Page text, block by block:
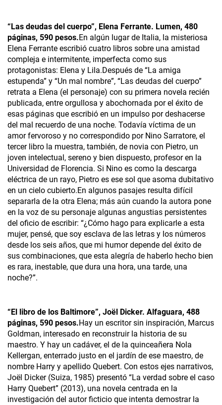
“Las deudas del cuerpo”, Elena Ferrante. Lumen, 480
páginas, 590 pesos.En algún lugar de Italia, la misteriosa
Elena Ferrante escribió cuatro libros sobre una amistad
compleja e intermitente, imperfecta como sus
protagonistas: Elena y Lila.Después de “La amiga
estupenda” y “Un mal nombre”, “Las deudas del cuerpo”
retrata a Elena (el personaje) con su primera novela recién
publicada, entre orgullosa y abochornada por el éxito de
esas páginas que escribió en un impulso por deshacerse
del mal recuerdo de una noche. Todavía víctima de un
amor fervoroso y no correspondido por Nino Sarratore, el
tercer libro la muestra, también, de novia con Pietro, un
joven intelectual, sereno y bien dispuesto, profesor en la
Universidad de Florencia. Si Nino es como la descarga
eléctrica de un rayo, Pietro es ese sol que asoma dubitativo
en un cielo cubierto.En algunos pasajes resulta difícil
separarla de la otra Elena; más aún cuando la autora pone
en la voz de su personaje algunas angustias persistentes
del oficio de escribir: “¿Cómo hago para explicarle a esta
mujer, pensé, que soy esclava de las letras y los números
desde los seis años, que mi humor depende del éxito de
sus combinaciones, que esta alegría de haberlo hecho bien
es rara, inestable, que dura una hora, una tarde, una
noche?”.
“El libro de los Baltimore”, Joël Dicker­. Alfaguara, 488
páginas, 590 pesos.Hay un escritor sin inspiración, Marcus
Goldman, interesado en reconstruir la historia de su
maestro. Y hay un cadáver, el de la quinceañera Nola
Kellergan, enterrado justo en el jardín de ese maestro, de
nombre Harry y apellido Quebert. Con estos ejes narrativos,
Joël Dicker (Suiza, 1985) presentó “La verdad sobre el caso
Harry Quebert” (2013), una novela centrada en la
investigación del autor ficticio que intenta demostrar la